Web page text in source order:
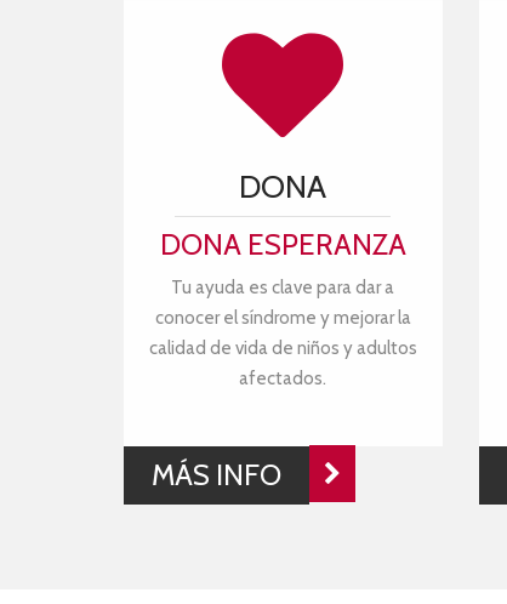
DONA
DONA ESPERANZA
Tu ayuda es clave para dar a
conocer el síndrome y mejorar la
calidad de vida de niños y adultos
afectados.
MÁS INFO